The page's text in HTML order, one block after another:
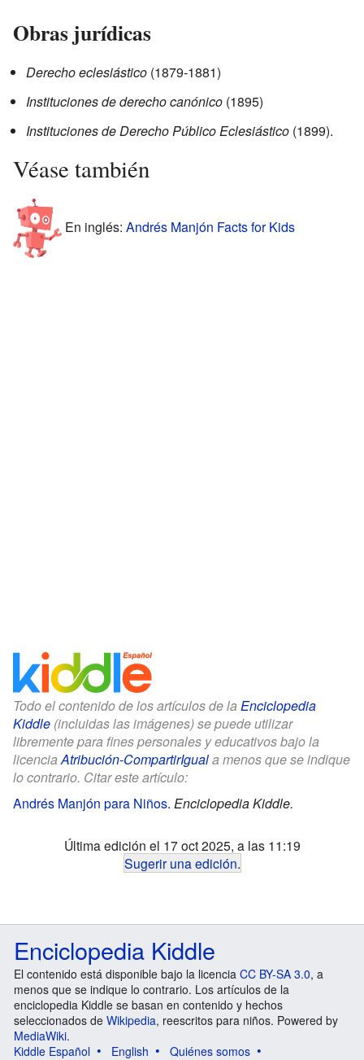
Obras jurídicas
Derecho eclesiástico (1879-1881)
Instituciones de derecho canónico (1895)
Instituciones de Derecho Público Eclesiástico (1899).
Véase también
En inglés: Andrés Manjón Facts for Kids
Todo el contenido de los artículos de la Enciclopedia
Kiddle (incluidas las imágenes) se puede utilizar
libremente para fines personales y educativos bajo la
licenciaAtribución-CompartirIguala menos que se indique
lo contrario. Citar este artículo:
Andrés Manjón para Niños. Enciclopedia Kiddle.
Última edición el 17 oct 2025, a las 11:19
Sugerir una edición.
Enciclopedia Kiddle
El contenido está disponible bajo la licencia CC BY-SA 3.0, a
menos que se indique lo contrario. Los artículos de la
enciclopedia Kiddle se basan en contenido y hechos
seleccionados de Wikipedia, reescritos para niños. Powered by
MediaWiki.
Kiddle Español
English
Quiénes somos